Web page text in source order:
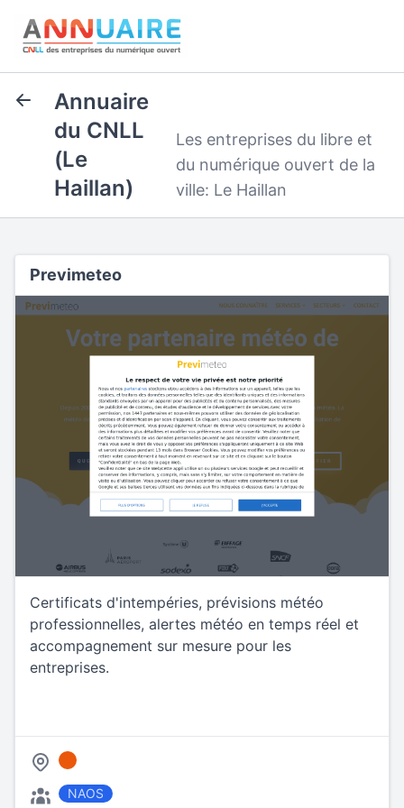
Annuaire
du CNLL
(Le
Haillan)
Les entreprises du libre et
du numérique ouvert de la
ville: Le Haillan
Previmeteo
Certificats d'intempéries, prévisions météo
professionnelles, alertes météo en temps réel et
accompagnement sur mesure pour les
entreprises.
NAOS